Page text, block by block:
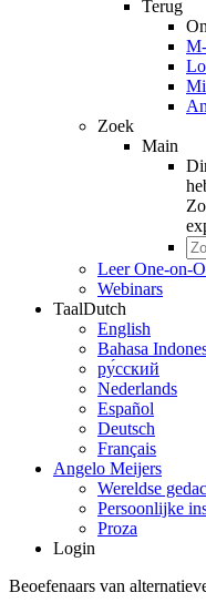
Terug
Zoek
Main
Leer One-on-
Webinars
TaalDutch
English
Bahasa
ру́сский
Nederlands
Español
Deutsch
Français
Angelo Meijers
Wereldse
Persoonlijke
Proza
Login
Beoefenaars van